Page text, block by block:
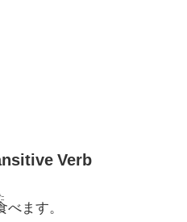
Verb
べます。